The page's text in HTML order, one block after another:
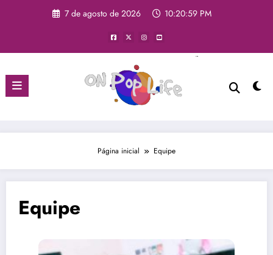
7 de agosto de 2026 10:21:00 PM
Página inicial Equipe
Equipe